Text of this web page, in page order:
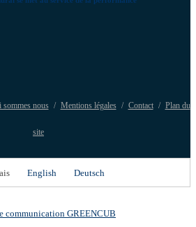
sommes nous / Mentions légales / Contact / Plan du
site
English Deutsch
communication GREENCUB